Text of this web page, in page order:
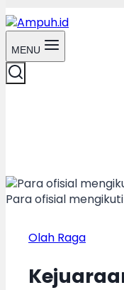
MENU
Para ofisial
Olah Raga